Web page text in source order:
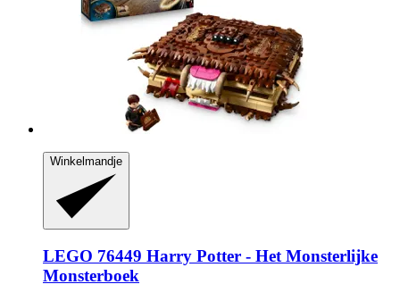
Winkelmandje
LEGO 76449 Harry Potter -​ Het Monsterlijke
Monsterboek